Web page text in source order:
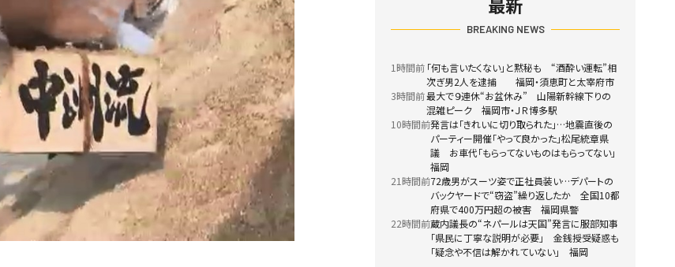
BREAKING NEWS
1時間前 「何も言いたくない」と黙秘も “酒酔い運転”相
次ぎ男2人を逮捕 福岡・須恵町と太宰府市
3時間前最大で９連休“お盆休み” 山陽新幹線下りの
混雑ピーク 福岡市・ＪＲ博多駅
10時間前発言は「きれいに切り取られた」…地震直後の
パーティー開催「やって良かった」松尾統章県
議 お車代「もらってないものはもらってない」
福岡
21時間前72歳男がスーツ姿で正社員装い…デパートの
バックヤードで“窃盗”繰り返したか 全国10都
府県で400万円超の被害 福岡県警
22時間前蔵内議長の“ネパールは天国”発言に服部知事
「県民に丁寧な説明が必要」 金銭授受疑惑も
「疑念や不信は解かれていない」 福岡